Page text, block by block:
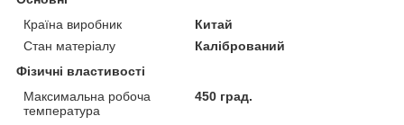
Країна виробник
Китай
Стан матеріалу
Калібрований
Фізичні властивості
Максимальна робоча
температура
450 град.